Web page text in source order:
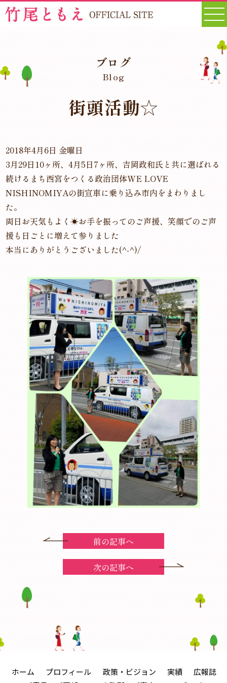
ブログ
Blog
街頭活動☆
2018年4月6日 金曜日
3月29日10ヶ所、4月5日7ヶ所、吉岡政和氏と共に選ばれる
続けるまち西宮をつくる政治団体WE LOVE
NISHINOMIYAの街宣車に乗り込み市内をまわりまし
た。
両日お天気もよく☀お手を振ってのご声援、笑顔でのご声
援も日ごとに増えて参りました
本当にありがとうございました(^-^)/
前の記事へ
次の記事へ
ホーム プロフィール 政策・ビジョン 実績
広報誌